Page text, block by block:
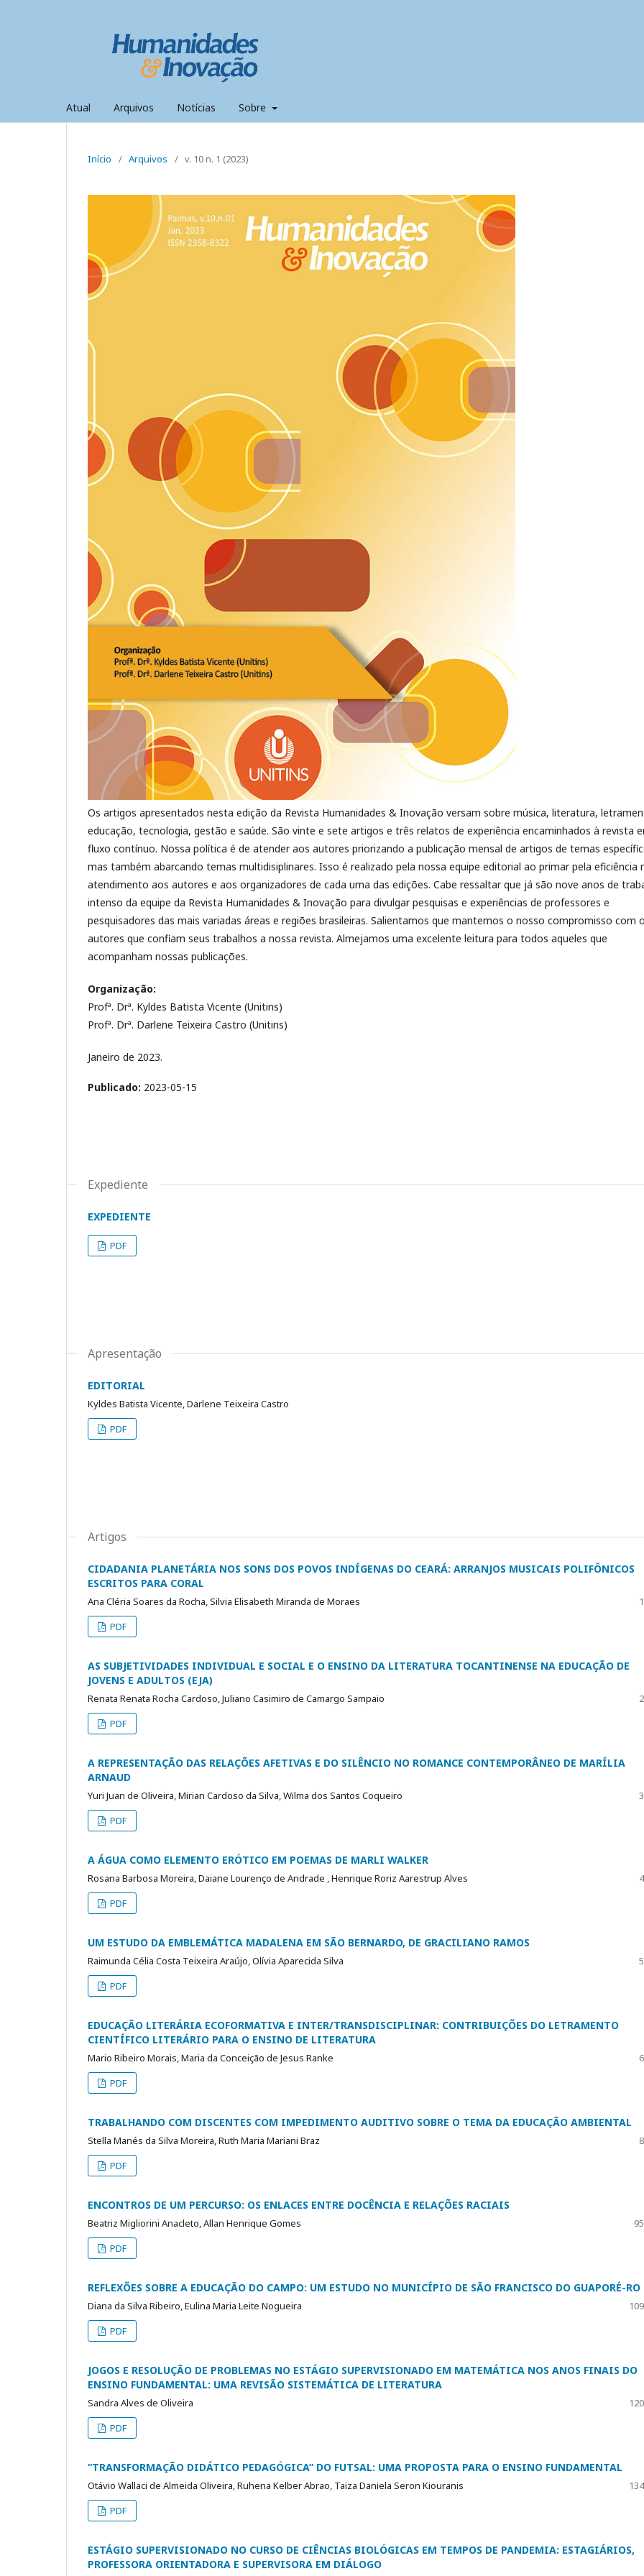
Atual Arquivos Notícias Sobre
Início / Arquivos / v. 10 n. 1 (2023)
Os artigos apresentados nesta edição da Revista Humanidades & Inovação versam sobre música, literatura,
educação, tecnologia, gestão e saúde. São vinte e sete artigos e três relatos de experiência encaminhados à revista
fluxo contínuo. Nossa política é de atender aos autores priorizando a publicação mensal de artigos de temas
mas também abarcando temas multidisiplinares. Isso é realizado pela nossa equipe editorial ao primar pela eficiência
atendimento aos autores e aos organizadores de cada uma das edições. Cabe ressaltar que já são nove anos de
intenso da equipe da Revista Humanidades & Inovação para divulgar pesquisas e experiências de professores e
pesquisadores das mais variadas áreas e regiões brasileiras. Salientamos que mantemos o nosso compromisso com
autores que confiam seus trabalhos a nossa revista. Almejamos uma excelente leitura para todos aqueles que
acompanham nossas publicações.
Organização:
Profª. Drª. Kyldes Batista Vicente (Unitins)
Profª. Drª. Darlene Teixeira Castro (Unitins)
Janeiro de 2023.
Publicado: 2023-05-15
Expediente
EXPEDIENTE
PDF
Apresentação
EDITORIAL
Kyldes Batista Vicente, Darlene Teixeira Castro
PDF
Artigos
CIDADANIA PLANETÁRIA NOS SONS DOS POVOS INDÍGENAS DO CEARÁ: ARRANJOS MUSICAIS POLIFÔNICOS
ESCRITOS PARA CORAL
Ana Cléria Soares da Rocha, Silvia Elisabeth Miranda de Moraes
PDF
AS SUBJETIVIDADES INDIVIDUAL E SOCIAL E O ENSINO DA LITERATURA TOCANTINENSE NA EDUCAÇÃO DE
JOVENS E ADULTOS (EJA)
Renata Renata Rocha Cardoso, Juliano Casimiro de Camargo Sampaio
PDF
A REPRESENTAÇÃO DAS RELAÇÕES AFETIVAS E DO SILÊNCIO NO ROMANCE CONTEMPORÂNEO DE MARÍLIA
ARNAUD
Yuri Juan de Oliveira, Mirian Cardoso da Silva, Wilma dos Santos Coqueiro
PDF
A ÁGUA COMO ELEMENTO ERÓTICO EM POEMAS DE MARLI WALKER
Rosana Barbosa Moreira, Daiane Lourenço de Andrade , Henrique Roriz Aarestrup Alves
PDF
UM ESTUDO DA EMBLEMÁTICA MADALENA EM SÃO BERNARDO, DE GRACILIANO RAMOS
Raimunda Célia Costa Teixeira Araújo, Olívia Aparecida Silva
PDF
EDUCAÇÃO LITERÁRIA ECOFORMATIVA E INTER/TRANSDISCIPLINAR: CONTRIBUIÇÕES DO LETRAMENTO
CIENTÍFICO LITERÁRIO PARA O ENSINO DE LITERATURA
Mario Ribeiro Morais, Maria da Conceição de Jesus Ranke
PDF
TRABALHANDO COM DISCENTES COM IMPEDIMENTO AUDITIVO SOBRE O TEMA DA EDUCAÇÃO AMBIENTAL
Stella Manés da Silva Moreira, Ruth Maria Mariani Braz
PDF
ENCONTROS DE UM PERCURSO: OS ENLACES ENTRE DOCÊNCIA E RELAÇÕES RACIAIS
Beatriz Migliorini Anacleto, Allan Henrique Gomes
PDF
REFLEXÕES SOBRE A EDUCAÇÃO DO CAMPO: UM ESTUDO NO MUNICÍPIO DE SÃO FRANCISCO DO GUAPORÉ-RO
Diana da Silva Ribeiro, Eulina Maria Leite Nogueira
PDF
JOGOS E RESOLUÇÃO DE PROBLEMAS NO ESTÁGIO SUPERVISIONADO EM MATEMÁTICA NOS ANOS FINAIS DO
ENSINO FUNDAMENTAL: UMA REVISÃO SISTEMÁTICA DE LITERATURA
Sandra Alves de Oliveira
PDF
“TRANSFORMAÇÃO DIDÁTICO PEDAGÓGICA” DO FUTSAL: UMA PROPOSTA PARA O ENSINO FUNDAMENTAL
Otávio Wallaci de Almeida Oliveira, Ruhena Kelber Abrao, Taiza Daniela Seron Kiouranis
PDF
ESTÁGIO SUPERVISIONADO NO CURSO DE CIÊNCIAS BIOLÓGICAS EM TEMPOS DE PANDEMIA: ESTAGIÁRIOS,
PROFESSORA ORIENTADORA E SUPERVISORA EM DIÁLOGO